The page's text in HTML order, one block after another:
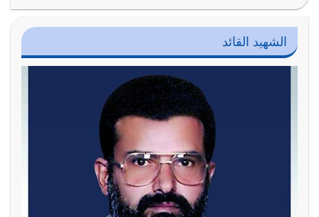
الشهيد القائد